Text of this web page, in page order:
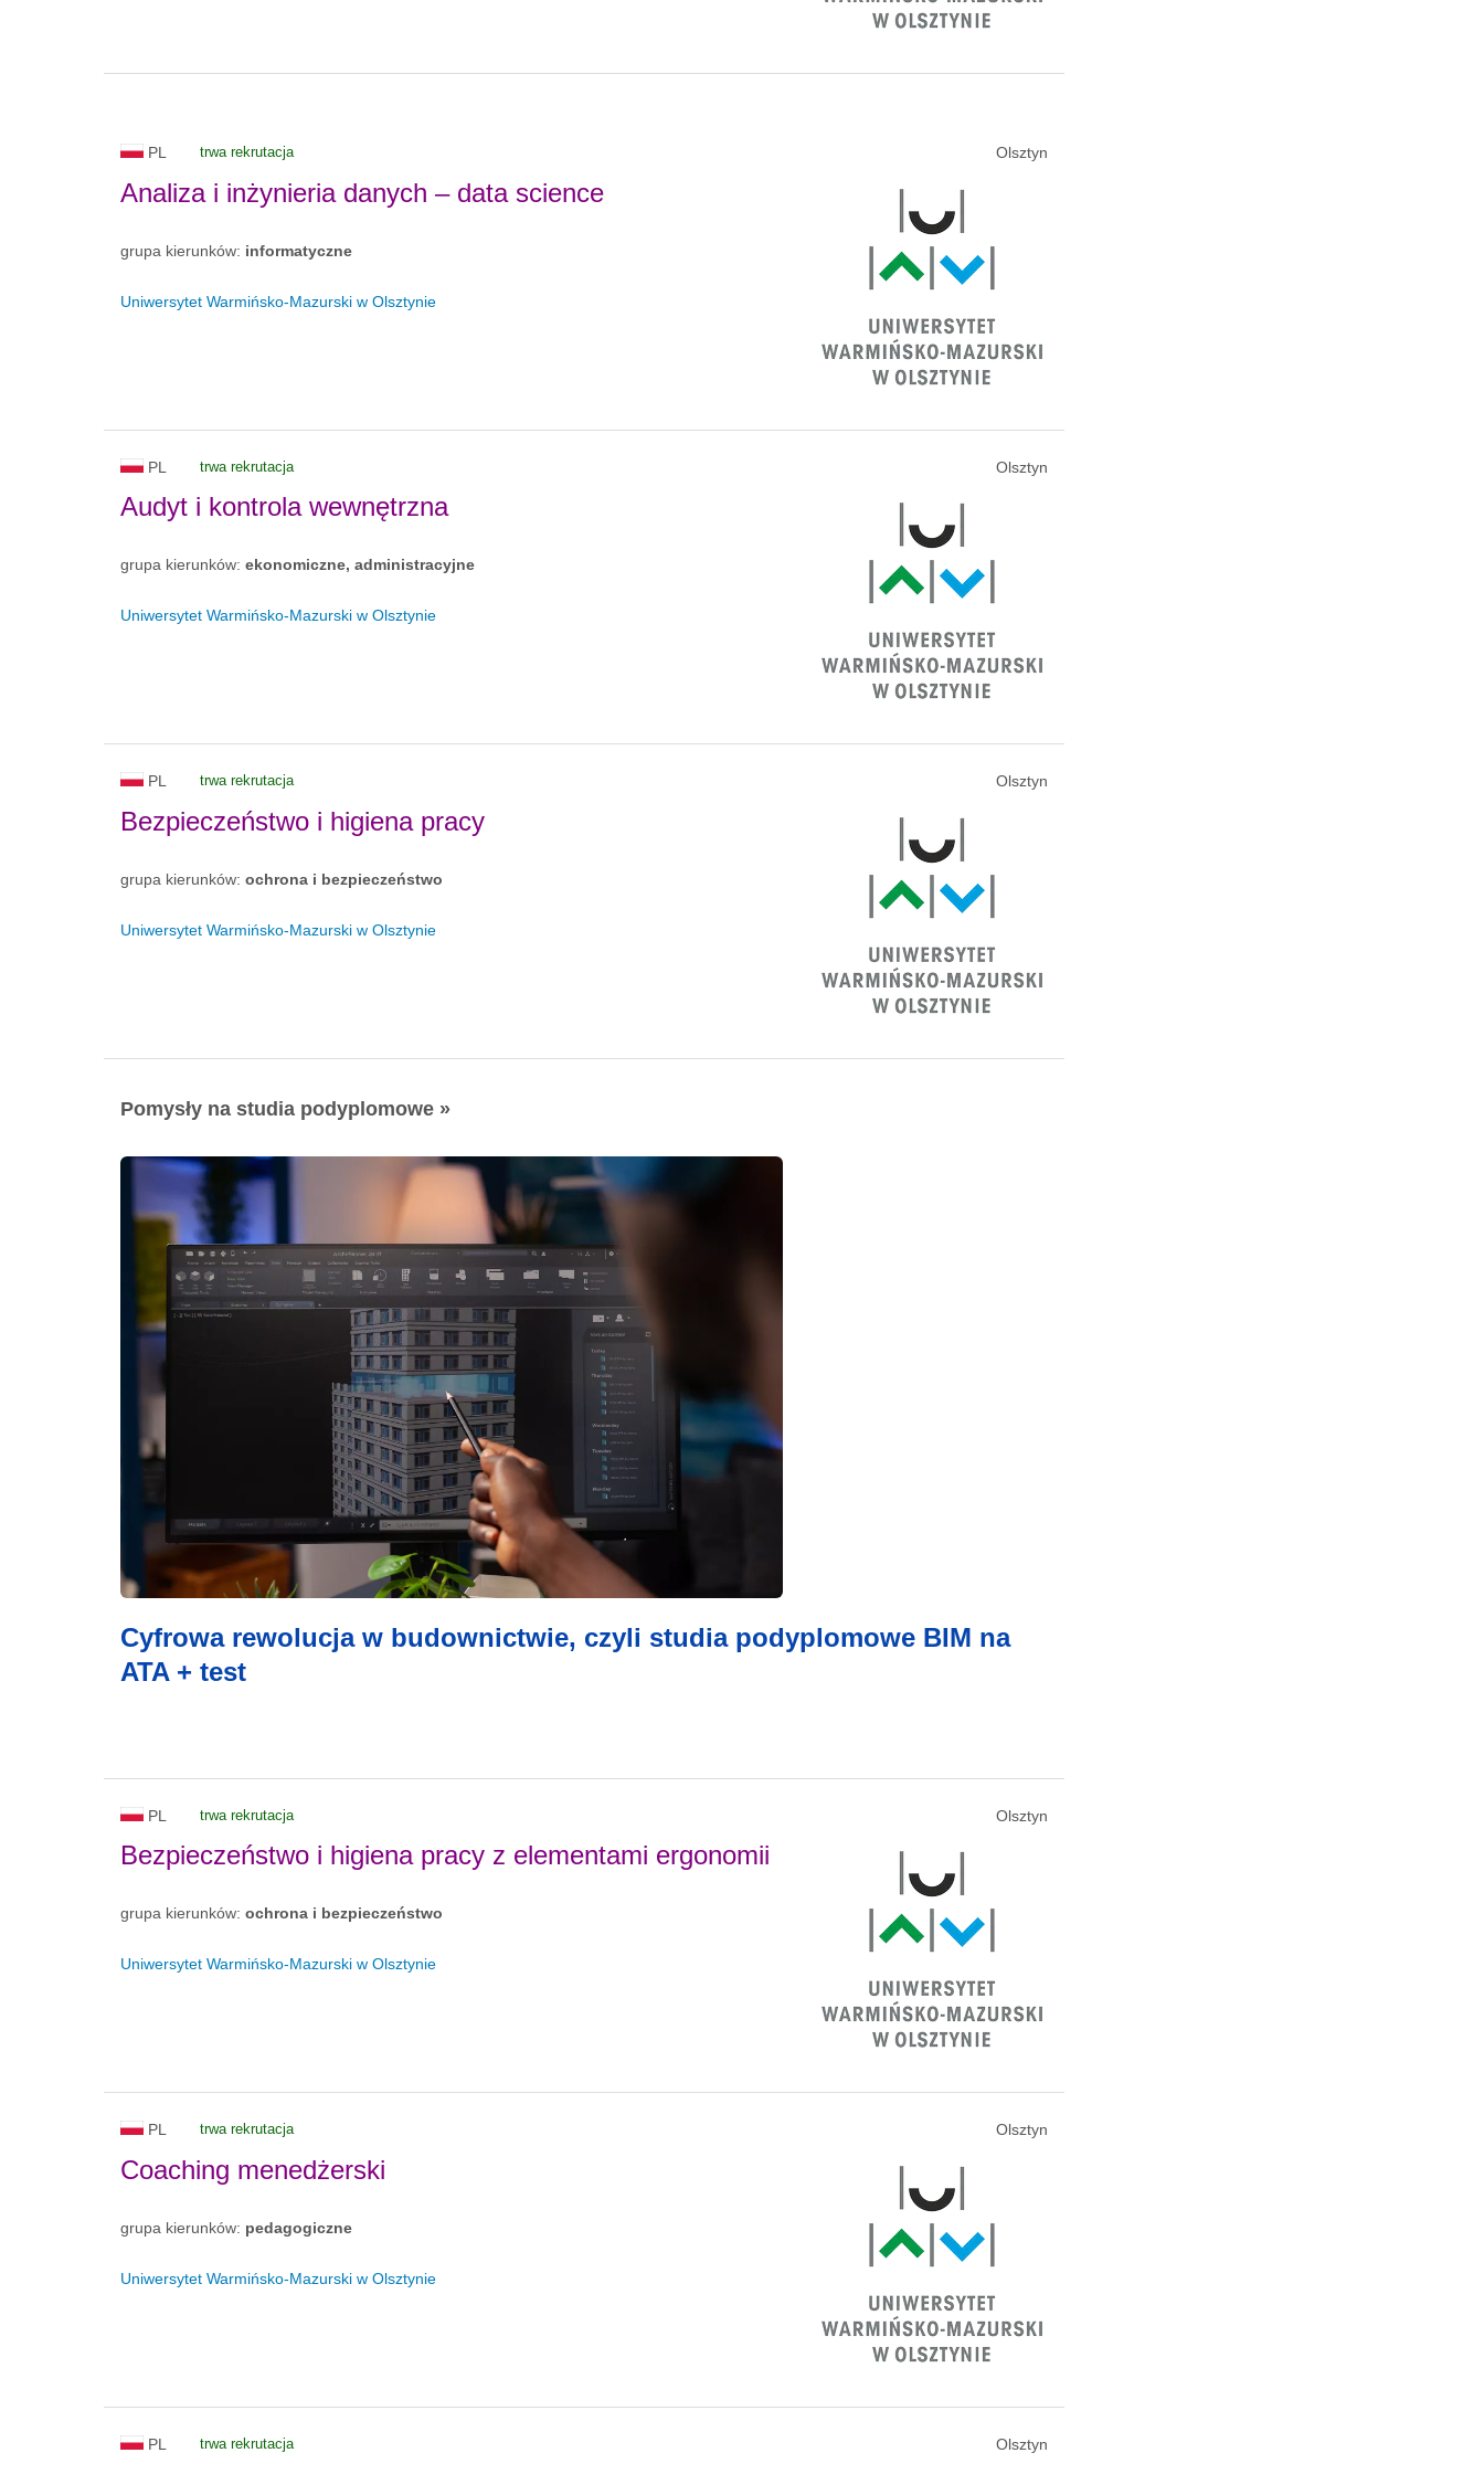
PL trwa rekrutacja Olsztyn
Analiza i inżynieria danych – data science
grupa kierunków: informatyczne
Uniwersytet Warmińsko-Mazurski w Olsztynie
PL trwa rekrutacja Olsztyn
Audyt i kontrola wewnętrzna
grupa kierunków: ekonomiczne, administracyjne
Uniwersytet Warmińsko-Mazurski w Olsztynie
PL trwa rekrutacja Olsztyn
Bezpieczeństwo i higiena pracy
grupa kierunków: ochrona i bezpieczeństwo
Uniwersytet Warmińsko-Mazurski w Olsztynie
Pomysły na studia podyplomowe »
Cyfrowa rewolucja w budownictwie, czyli studia podyplomowe BIM na
ATA + test
PL trwa rekrutacja Olsztyn
Bezpieczeństwo i higiena pracy z elementami ergonomii
grupa kierunków: ochrona i bezpieczeństwo
Uniwersytet Warmińsko-Mazurski w Olsztynie
PL trwa rekrutacja Olsztyn
Coaching menedżerski
grupa kierunków: pedagogiczne
Uniwersytet Warmińsko-Mazurski w Olsztynie
PL trwa rekrutacja Olsztyn